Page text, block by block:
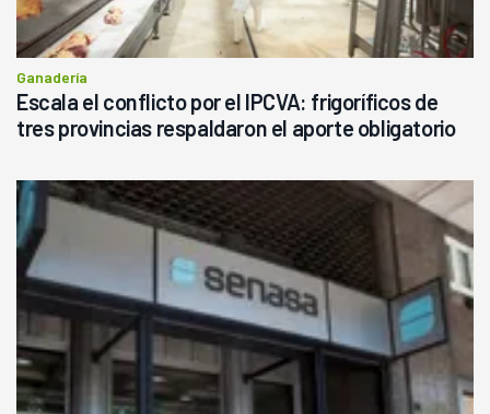
Ganadería
Escala el conflicto por el IPCVA: frigoríficos de
tres provincias respaldaron el aporte obligatorio